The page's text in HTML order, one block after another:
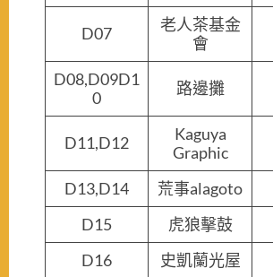
D07
老人茶基金
會
D08,D09D1
0
路邊攤
D11,D12
Kaguya
Graphic
D13,D14 荒事alagoto
D15
虎狼擊鼓
D16
史凱蘭光屋